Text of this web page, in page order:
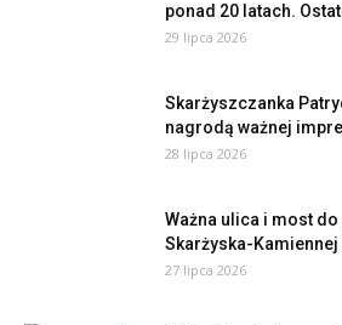
ponad 20 latach.
29 lipca 2026
Skarżyszczanka
nagrodą ważnej
28 lipca 2026
Ważna ulica i most
Skarżyska-Kamiennej
27 lipca 2026